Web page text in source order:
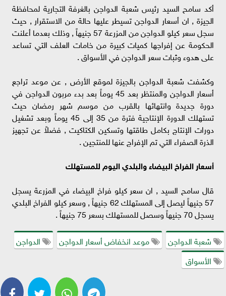
أكد سامح السيد رئيس شعبة الدواجن بالغرفة التجارية لمحافظة
الجيزة , ان أسعار الدواجن تسيطر عليها حالة من الاستقرار , حيث
سجل سعر كيلو الدواجن من المزرعة 57 جنيهاً , وذلك بعدما أعلنت
الحكومة عن إفراجها كميات كبيرة من خامات العلف التي تساعد
على هدوء وثبات سعر الدواجن في الأسواق .
وكشفت شعبة الدواجن بالجيزة لموقع الأرض , عن موعد تراجع
أسعار الدواجن والمنتظر بعد 45 يوماً بعد بدء مربون الدواجن في
دورة جديدة وانتهائها بالقرب من موسم شهر رمضان حيث
تستهلك الدورة الإنتاجية فترة من 35 إلى 45 يوماً وبعد تشغيل
دورات الإنتاج بكامل طاقتها وتسكين الكتاكيت , فضلاً عن تجهيز
الذرة الصفراء التي تم الإفراج عنها للمنتجين .
أسعار الفراخ البيضاء والبلدي اليوم للمستهلك
قال سامح السيد , ان سعر كيلو فراخ البيضاء في المزرعة يسجل
57 جنيهاً ليصل إلى المستهلك 62 جنيهاً , وسعر كيلو الفراخ البلدي
يسجل 70 جنيهاً وسصل للمستهلك بسعر 75 جنيهاً .
شعبة الدواجن
موعد انخفاض أسعار الدواجن
الدواجن
الأسواق